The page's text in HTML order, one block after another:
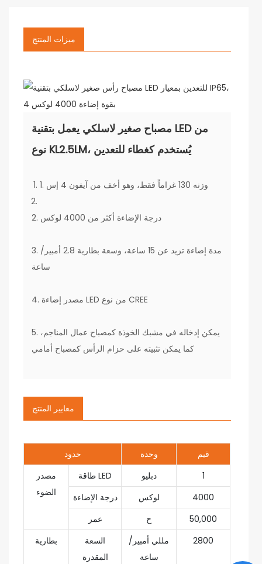
ميزات المنتج
مصباح صغير لاسلكي يعمل بتقنية LED من
نوع KL2.5LM، يُستخدم كغطاء للتعدين
1. وزنه 130 غراماً فقط، وهو أخف من آيفون 4 إس
2. درجة الإضاءة أكثر من 4000 لوكس
3. مدة إضاءة تزيد عن 15 ساعة، وسعة بطارية 2.8 أمبير/
ساعة
4. مصدر إضاءة LED من نوع CREE
5. يمكن إدخاله في مشبك الخوذة كمصباح عمال المناجم،
كما يمكن تثبيته على حزام الرأس كمصباح أمامي
معايير المنتج
حدود وحدة
قيم
مصدر
الضوء
طاقة LED دبليو
1
درجة الإضاءة
لوكس
4000
عمر
ح
50,000
بطارية
السعة
المقدرة
مللي أمبير/
ساعة
2800